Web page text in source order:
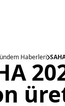
Haberleri